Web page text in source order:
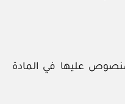
عليها في المادة